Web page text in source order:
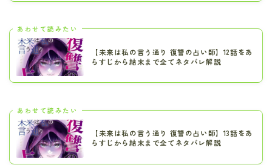
あわせて読みたい
【未来は私の言う通り 復讐の占い師】12話をあ
らすじから結末まで全てネタバレ解説
あわせて読みたい
【未来は私の言う通り 復讐の占い師】13話をあ
らすじから結末まで全てネタバレ解説